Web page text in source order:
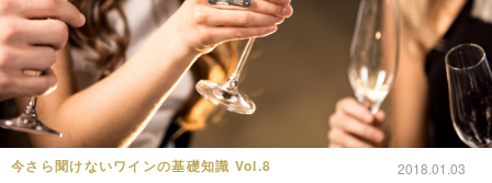
今さら聞けないワインの基礎知識 Vol.8 2018.01.03